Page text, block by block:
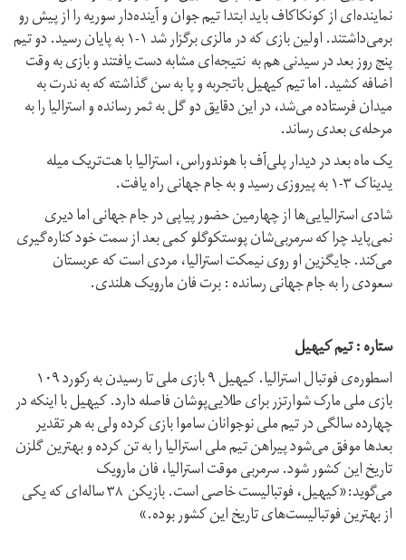
نماینده‌ای از کونکاکاف باید ابتدا تیم جوان و آینده‌دار سوریه را از پیش رو
برمی‌داشتند. اولین بازی که در مالزی برگزار شد ۱-۱ به پایان رسید. دو تیم
پنج روز بعد در سیدنی هم به نتیجه‌ای مشابه دست یافتند و بازی به وقت
اضافه کشید. اما تیم‌ کیهیل باتجربه و پا به سن گذاشته که به ندرت به
میدان فرستاده می‌شد، در این دقایق دو گل به ثمر رسانده و استرالیا را به
مرحله‌ی بعدی رساند.
یک ماه بعد در دیدار پلی‌آف با هوندوراس، استرالیا با هت‌تریک میله
یدیناک ۳-۱ به پیروزی رسید و به جام جهانی راه یافت.
شادی استرالیایی‌ها از چهارمین حضور پیاپی در جام جهانی اما دیری
نمی‌پاید چرا که سرمربی‌شان پوستکوگلو کمی بعد از سمت خود کناره‌گیری
می‌کند. جایگزین او روی نیمکت استرالیا، مردی است که عربستان
سعودی را به جام جهانی رسانده : برت فان مارویک هلندی.
ستاره : تیم کیهیل
اسطوره‌ی فوتبال استرالیا. کیهیل ۹ بازی ملی تا رسیدن به رکورد ۱۰۹
بازی ملی مارک شوارتزر برای طلایی‌پوشان فاصله دارد. کیهیل با اینکه در
چهارده سالگی در تیم ملی نوجوانان ساموا بازی کرده ولی به هر تقدیر
بعدها موفق می‌شود پیراهن تیم ملی استرالیا را به تن کرده و بهترین گلزن
تاریخ این کشور شود. سرمربی موقت استرالیا، فان مارویک
می‌گوید:«کیهیل، فوتبالیست خاصی است. بازیکن ۳۸ ساله‌ای که یکی
از بهترین فوتبالیست‌های تاریخ این کشور بوده.»